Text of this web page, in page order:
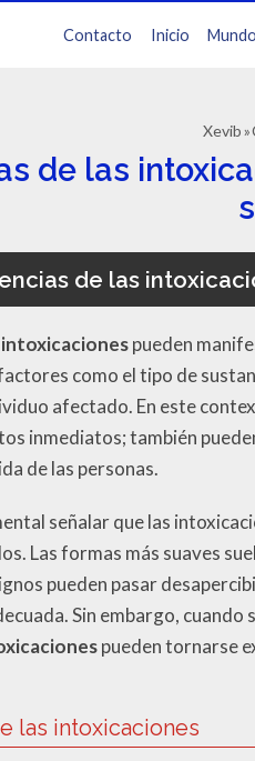
Contacto Inicio
Xevib
de las
de las
intoxicacionespueden
como el tipo de
afectado. En este
inmediatos; también
de las personas.
señalar que las
Las formas más suaves
pueden pasar
Sin embargo,
pueden tornarse
las intoxicaciones